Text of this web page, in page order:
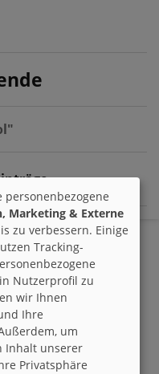
-
Marketing & Externe
zu verbessern. Einige
Tracking-
Nutzerprofil zu
wir Ihnen
Ihre
um
Inhalt unserer
Privatsphäre